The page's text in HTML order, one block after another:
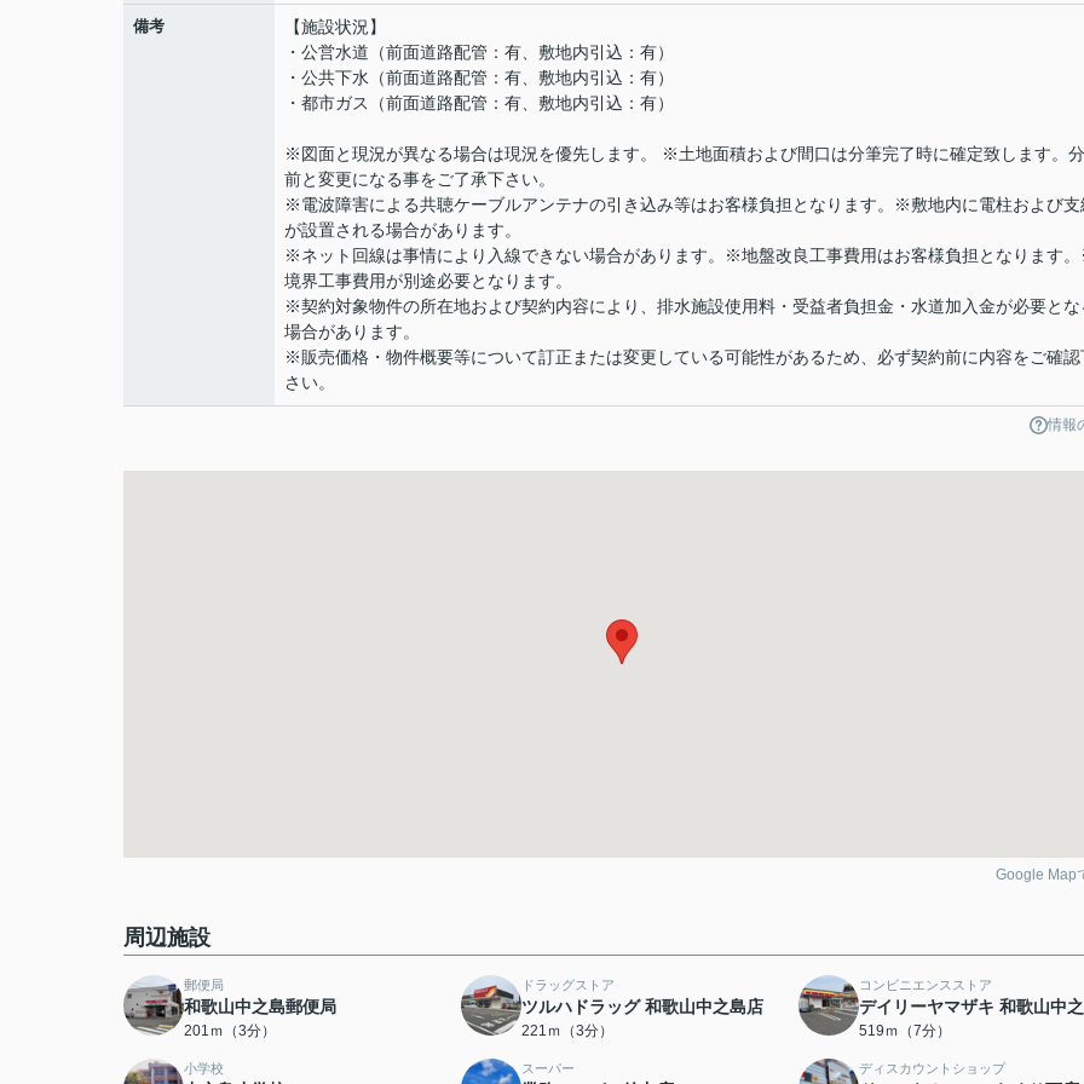
備考
【施設状況】
・公営水道（前面道路配管：有、敷地内引込：有）
・公共下水（前面道路配管：有、敷地内引込：有）
・都市ガス（前面道路配管：有、敷地内引込：有）
※図面と現況が異なる場合は現況を優先します。 ※土地面積および間口は分筆完了時に確定致します。
前と変更になる事をご了承下さい。
※電波障害による共聴ケーブルアンテナの引き込み等はお客様負担となります。※敷地内に電柱および支
が設置される場合があります。
※ネット回線は事情により入線できない場合があります。※地盤改良工事費用はお客様負担となります
境界工事費用が別途必要となります。
※契約対象物件の所在地および契約内容により、排水施設使用料・受益者負担金・水道加入金が必要とな
場合があります。
※販売価格・物件概要等について訂正または変更している可能性があるため、必ず契約前に内容をご確認
さい。
情報
Google Map
周辺施設
郵便局
和歌山中之島郵便局
201ｍ（3分）
ドラッグストア
ツルハドラッグ 和歌山中之島店
221ｍ（3分）
コンビニエンスストア
デイリーヤマザキ 和歌山中
519ｍ（7分）
小学校 スーパー ディスカウントショップ